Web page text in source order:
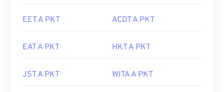
EET A PKT ACDT A PKT
EAT A PKT HKT A PKT
JST A PKT WITA A PKT